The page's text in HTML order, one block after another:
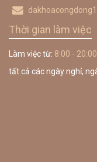
Thời gian làm việc
Làm việc từ: 8:00 - 20:00
tất cả các ngày nghỉ,